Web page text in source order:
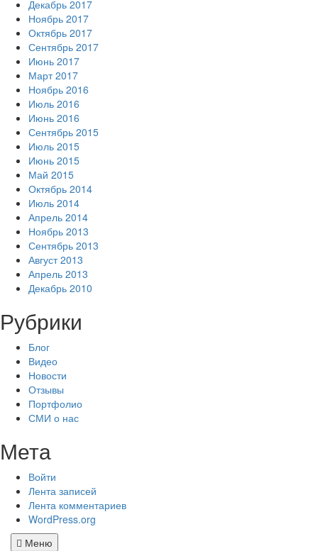
Декабрь 2017
Ноябрь 2017
Октябрь 2017
Сентябрь 2017
Июнь 2017
Март 2017
Ноябрь 2016
Июль 2016
Июнь 2016
Сентябрь 2015
Июль 2015
Июнь 2015
Май 2015
Октябрь 2014
Июль 2014
Апрель 2014
Ноябрь 2013
Сентябрь 2013
Август 2013
Апрель 2013
Декабрь 2010
Рубрики
Блог
Видео
Новости
Отзывы
Портфолио
СМИ о нас
Мета
Войти
Лента записей
Лента комментариев
WordPress.org
Меню